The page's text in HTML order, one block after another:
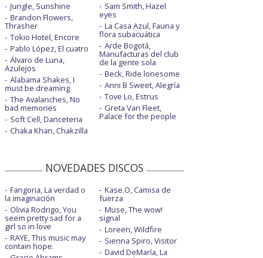
Jungle, Sunshine
Brandon Flowers,
Thrasher
Tokio Hotel, Encore
Pablo López, El cuatro
Álvaro de Luna,
Azulejos
Alabama Shakes, I
must be dreaming
The Avalanches, No
bad memories
Soft Cell, Danceteria
Chaka Khan, Chakzilla
Sam Smith, Hazel
eyes
La Casa Azul, Fauna y
flora subacuática
Arde Bogotá,
Manufacturas del club
de la gente sola
Beck, Ride lonesome
Anni B Sweet, Alegría
Tove Lo, Estrus
Greta Van Fleet,
Palace for the people
NOVEDADES DISCOS
Fangoria, La verdad o
la imaginación
Olivia Rodrigo, You
seem pretty sad for a
girl so in love
RAYE, This music may
contain hope.
Kase.O, Camisa de
fuerza
Muse, The wow!
signal
Loreen, Wildfire
Sienna Spiro, Visitor
David DeMaría, La